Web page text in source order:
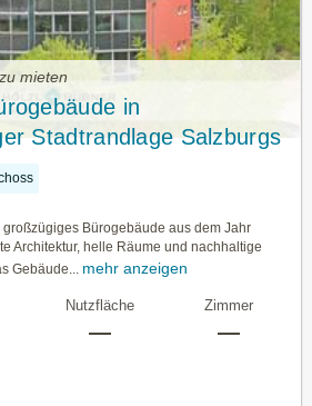
mieten
in
Stadtrandlage Salzburgs
Bürogebäude aus dem Jahr
Architektur, helle Räume und nachhaltige
Gebäude... mehr anzeigen
Nutzfläche
—
Zimmer
—